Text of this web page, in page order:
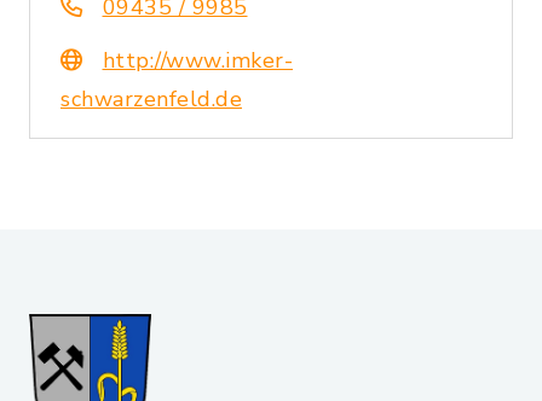
09435 / 9985
http://www.imker-
schwarzenfeld.de